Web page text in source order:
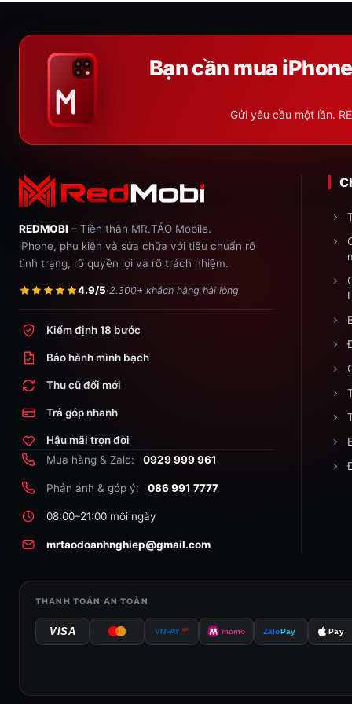
Bạn cần mua
Gửi yêu cầu một lần.
REDMOBI – Tiền thân MR.TÁO Mobile.
iPhone, phụ kiện và sửa chữa với tiêu chuẩn rõ
tình trạng, rõ quyền lợi và rõ trách nhiệm.
4.9/5·2.300+ khách hàng hài lòng
Kiểm định 18 bước
Bảo hành minh bạch
Thu cũ đổi mới
Trả góp nhanh
Hậu mãi trọn đời
Mua hàng & Zalo:
0929 999 961
Phản ánh & góp ý: 086 991 7777
08:00–21:00 mỗi ngày
mrtaodoanhnghiep@gmail.com
THANH TOÁN AN TOÀN
VISA VNPAY QR momo Zalo Pay Pay